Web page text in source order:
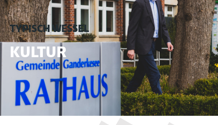
TYPISCH WESSEL
KULTUR